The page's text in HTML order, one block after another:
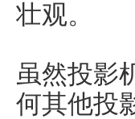
壮观。
虽然投影
何其他投